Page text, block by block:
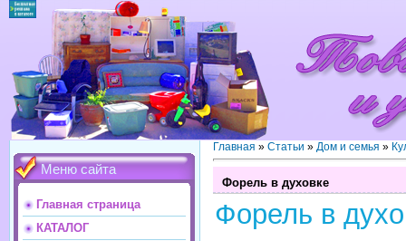
Меню сайта
Главная страница
КАТАЛОГ
Главная » Статьи » Дом и семья »
Форель в духовке
Форель в